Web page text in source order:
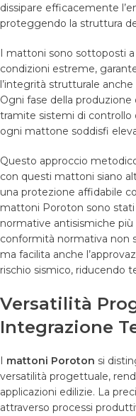
dissipare efficacemente
proteggendo la struttura
I mattoni sono sottoposti
condizioni estreme,
l’integrità strutturale
Ogni fase della produzione
tramite sistemi di controllo
ogni mattone soddisfi
Questo approccio
con questi mattoni siano
una protezione affidabile
mattoni Poroton sono stati
normative antisismiche
conformità normativa non
ma facilita anche
rischio sismico, riducendo
Versatilità
Integrazione
mattoni Poroton si
versatilità progettuale,
applicazioni edilizie. La
attraverso processi